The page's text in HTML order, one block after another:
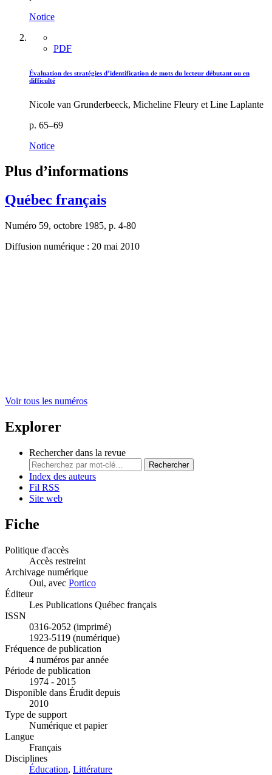
Notice
PDF
Évaluation des stratégies d’identification de mots du lecteur débutant ou en
difficulté
Nicole van Grunderbeeck, Micheline Fleury et Line Laplante
p. 65–69
Notice
Plus d’informations
Québec français
Numéro 59, octobre 1985, p. 4-80
Diffusion numérique : 20 mai 2010
Voir tous les numéros
Explorer
Rechercher dans la revue
Rechercher
Index des auteurs
Fil RSS
Site web
Fiche
Politique d'accès
Accès restreint
Archivage numérique
Oui, avec Portico
Éditeur
Les Publications Québec français
ISSN
0316-2052 (imprimé)
1923-5119 (numérique)
Fréquence de publication
4 numéros par année
Période de publication
1974 - 2015
Disponible dans Érudit depuis
2010
Type de support
Numérique et papier
Langue
Français
Disciplines
Éducation, Littérature